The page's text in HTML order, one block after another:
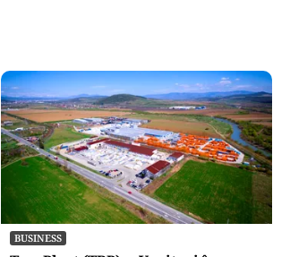
BUSINESS